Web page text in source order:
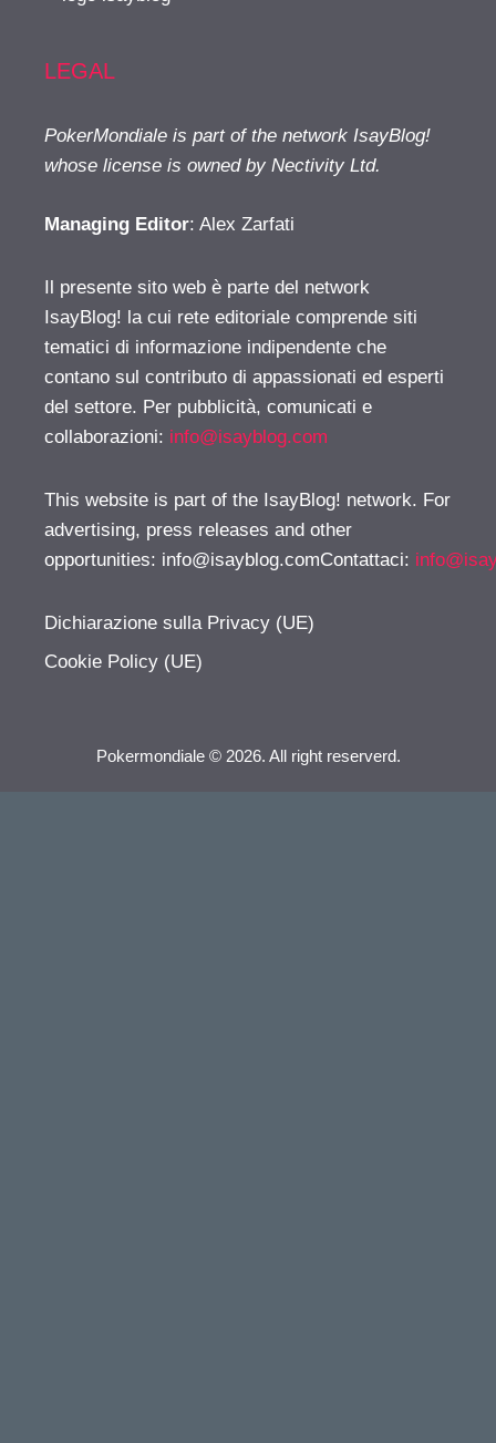
LEGAL
PokerMondiale is part of the network IsayBlog!
whose license is owned by Nectivity Ltd.
Managing Editor: Alex Zarfati
Il presente sito web è parte del network
IsayBlog! la cui rete editoriale comprende siti
tematici di informazione indipendente che
contano sul contributo di appassionati ed esperti
del settore. Per pubblicità, comunicati e
collaborazioni: info@isayblog.com
This website is part of the IsayBlog! network. For
advertising, press releases and other
opportunities: info@isayblog.comContattaci:
Dichiarazione sulla Privacy (UE)
Cookie Policy (UE)
Pokermondiale © 2026. All right reserverd.